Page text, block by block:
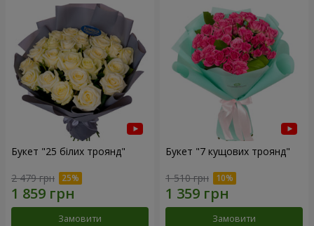
Букет "25 білих троянд"
2 479 грн
Замовити
Букет "7 кущових троянд"
1 510 грн
Замовити